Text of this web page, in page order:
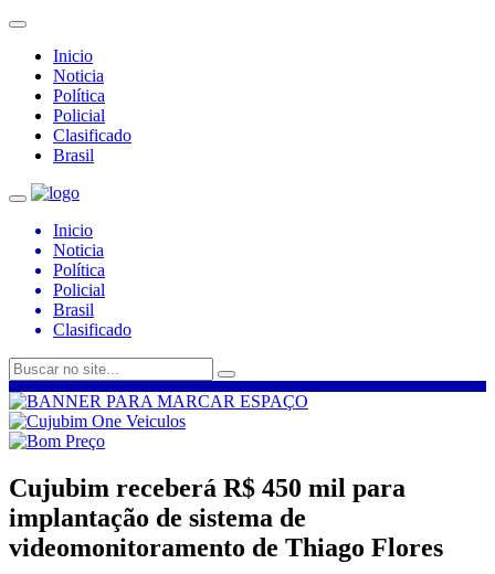
Inicio
Noticia
Política
Policial
Clasificado
Brasil
Inicio
Noticia
Política
Policial
Brasil
Clasificado
Cujubim receberá R$ 450 mil para
implantação de sistema de
videomonitoramento de Thiago Flores